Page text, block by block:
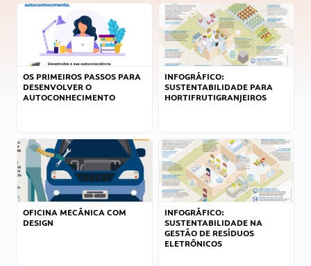
OS PRIMEIROS PASSOS PARA
DESENVOLVER O
AUTOCONHECIMENTO
INFOGRÁFICO:
SUSTENTABILIDADE PARA
HORTIFRUTIGRANJEIROS
OFICINA MECÂNICA COM
DESIGN
INFOGRÁFICO:
SUSTENTABILIDADE NA
GESTÃO DE RESÍDUOS
ELETRÔNICOS